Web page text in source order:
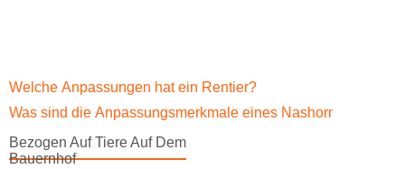
Welche Anpassungen hat ein Rentier?
Was sind die Anpassungsmerkmale eines Nashorns, die
Bezogen Auf Tiere Auf Dem
Bauernhof